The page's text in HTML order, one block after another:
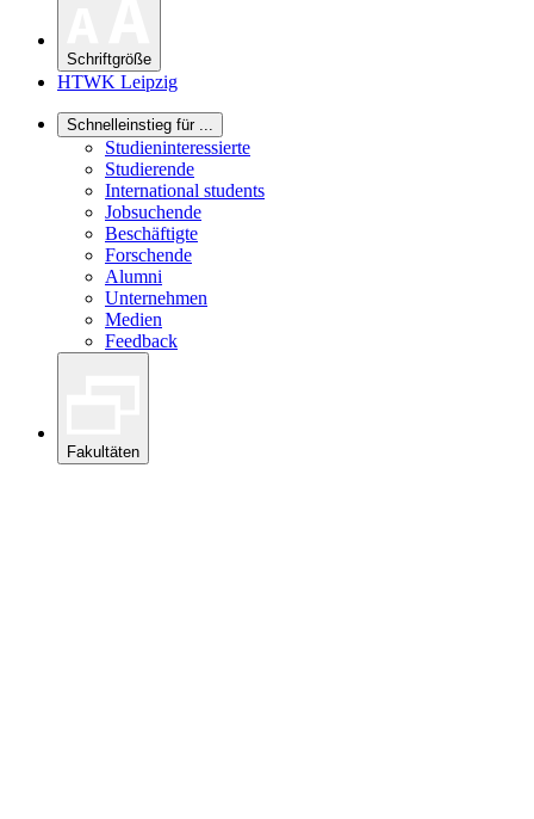
Schriftgröße
HTWK Leipzig
Schnelleinstieg für ...
Studieninteressierte
Studierende
International students
Jobsuchende
Beschäftigte
Forschende
Alumni
Unternehmen
Medien
Feedback
Fakultäten